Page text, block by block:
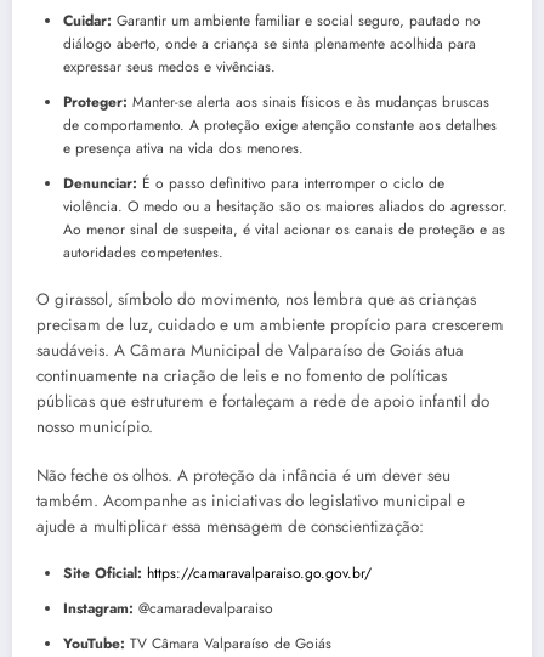
Cuidar: Garantir um ambiente familiar e social seguro, pautado no
diálogo aberto, onde a criança se sinta plenamente acolhida para
expressar seus medos e vivências.
Proteger: Manter-se alerta aos sinais físicos e às mudanças bruscas
de comportamento. A proteção exige atenção constante aos detalhes
e presença ativa na vida dos menores.
Denunciar: É o passo definitivo para interromper o ciclo de
violência. O medo ou a hesitação são os maiores aliados do agressor.
Ao menor sinal de suspeita, é vital acionar os canais de proteção e as
autoridades competentes.
O girassol, símbolo do movimento, nos lembra que as crianças
precisam de luz, cuidado e um ambiente propício para crescerem
saudáveis. A Câmara Municipal de Valparaíso de Goiás atua
continuamente na criação de leis e no fomento de políticas
públicas que estruturem e fortaleçam a rede de apoio infantil do
nosso município.
Não feche os olhos. A proteção da infância é um dever seu
também. Acompanhe as iniciativas do legislativo municipal e
ajude a multiplicar essa mensagem de conscientização:
Site Oficial: https://camaravalparaiso.go.gov.br/
Instagram: @camaradevalparaiso
YouTube: TV Câmara Valparaíso de Goiás